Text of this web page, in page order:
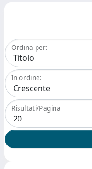
Ordina per:
In ordine:
Risultati/Pagina